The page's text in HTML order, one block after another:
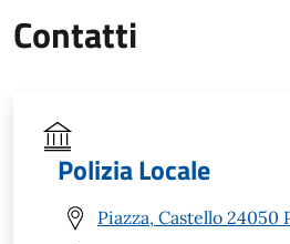
Contatti
Polizia Locale
Piazza, Castello 24050